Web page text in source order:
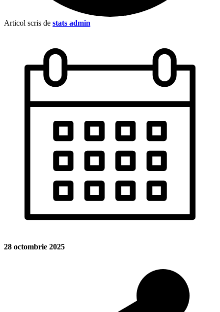
Articol scris de stats admin
28 octombrie 2025